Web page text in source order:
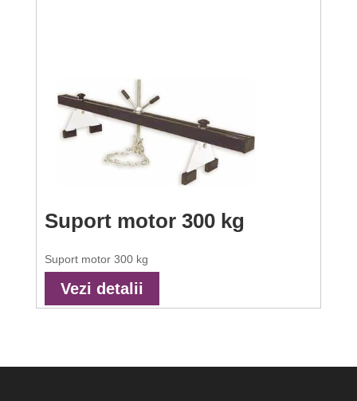
Suport motor 300 kg
Suport motor 300 kg
Vezi detalii